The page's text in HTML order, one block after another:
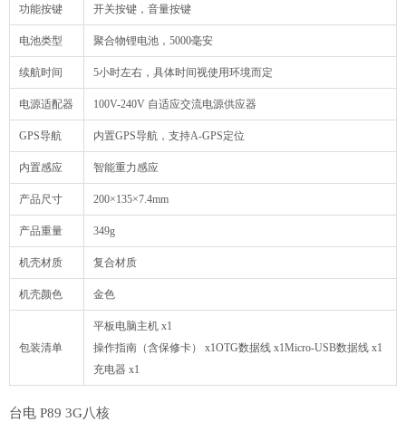
功能按键 开关按键，音量按键
电池类型 聚合物锂电池，5000毫安
续航时间 5小时左右，具体时间视使用环境而定
电源适配器 100V-240V 自适应交流电源供应器
GPS导航 内置GPS导航，支持A-GPS定位
内置感应 智能重力感应
产品尺寸 200×135×7.4mm
产品重量 349g
机壳材质 复合材质
机壳颜色 金色
包装清单
平板电脑主机 x1
操作指南（含保修卡） x1OTG数据线 x1Micro-USB数据线 x1
充电器 x1
台电 P89 3G八核